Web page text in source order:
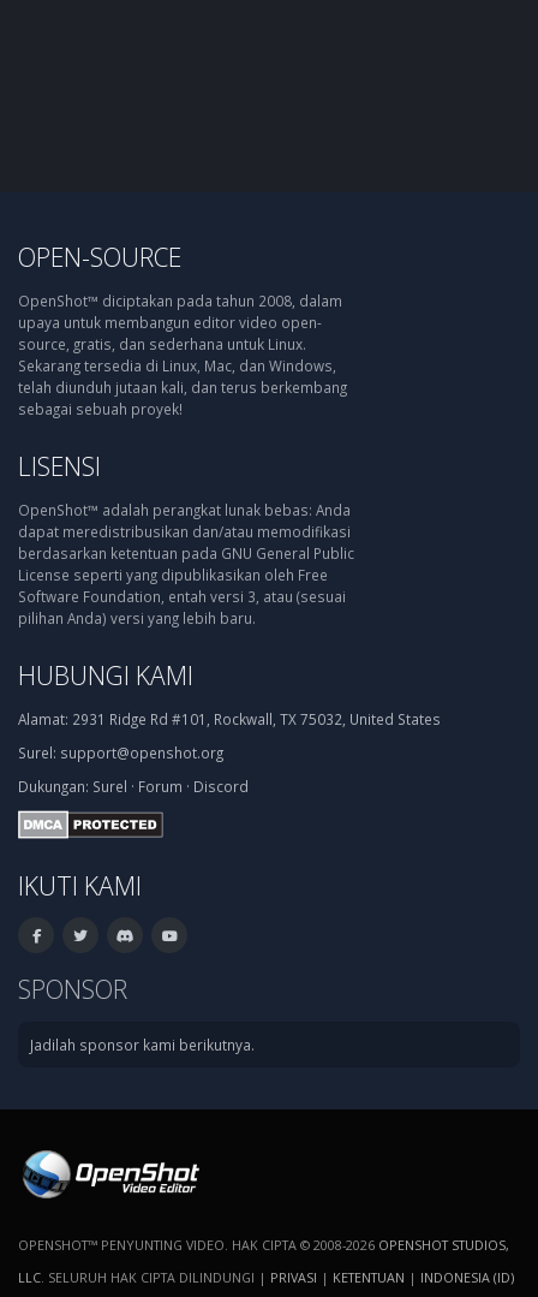
OPEN-SOURCE
OpenShot™ diciptakan pada tahun 2008, dalam
upaya untuk membangun editor video open-
source, gratis, dan sederhana untuk Linux.
Sekarang tersedia di Linux, Mac, dan Windows,
telah diunduh jutaan kali, dan terus berkembang
sebagai sebuah proyek!
LISENSI
OpenShot™ adalah perangkat lunak bebas: Anda
dapat meredistribusikan dan/atau memodifikasi
berdasarkan ketentuan pada GNU General Public
License seperti yang dipublikasikan oleh Free
Software Foundation, entah versi 3, atau (sesuai
pilihan Anda) versi yang lebih baru.
HUBUNGI KAMI
Alamat: 2931 Ridge Rd #101, Rockwall, TX 75032, United States
Surel: support@openshot.org
Dukungan: Surel · Forum · Discord
IKUTI KAMI
SPONSOR
Jadilah sponsor kami berikutnya.
OPENSHOT™ PENYUNTING VIDEO. HAK CIPTA © 2008-2026 OPENSHOT STUDIOS,
LLC. SELURUH HAK CIPTA DILINDUNGI | PRIVASI | KETENTUAN | INDONESIA (ID)